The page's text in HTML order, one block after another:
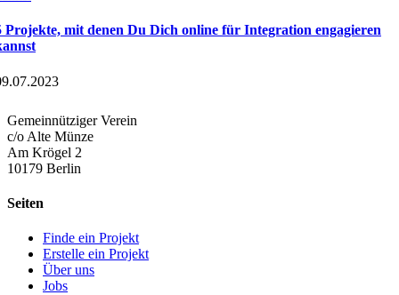
Projekte, mit denen Du Dich online für Integration engagieren
Gemeinnütziger Verein
c/o Alte Münze
Am Krögel 2
10179 Berlin
Seiten
Finde ein Projekt
Erstelle ein Projekt
Über uns
Jobs